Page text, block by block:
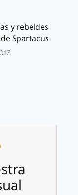
y rebeldes
Spartacus